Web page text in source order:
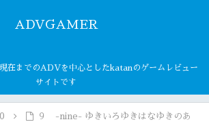
ADVGAMER
在までのADVを中心としたkatanのゲームレビュー
サイトです
９ -nine- ゆきいろゆきはなゆきのあ